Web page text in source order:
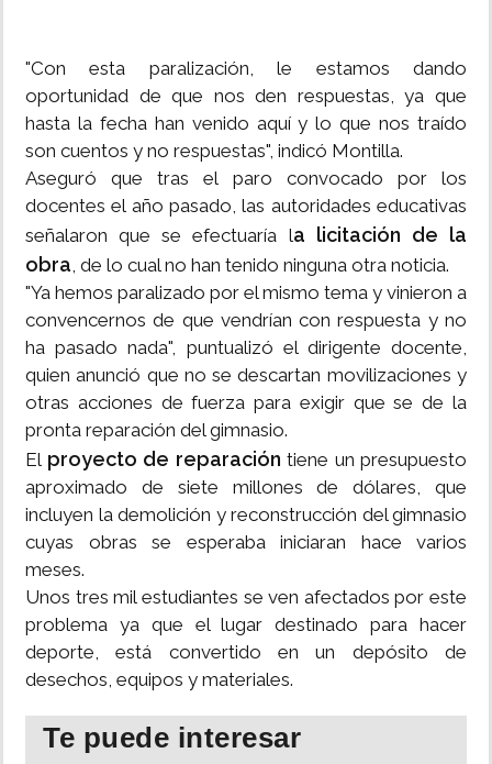
"Con esta paralización, le estamos dando
oportunidad de que nos den respuestas, ya que
hasta la fecha han venido aquí y lo que nos traído
son cuentos y no respuestas", indicó Montilla.
Aseguró que tras el paro convocado por los
docentes el año pasado, las autoridades educativas
señalaron que se efectuaría la licitación de la
obra, de lo cual no han tenido ninguna otra noticia.
"Ya hemos paralizado por el mismo tema y vinieron a
convencernos de que vendrían con respuesta y no
ha pasado nada", puntualizó el dirigente docente,
quien anunció que no se descartan movilizaciones y
otras acciones de fuerza para exigir que se de la
pronta reparación del gimnasio.
El proyecto de reparación tiene un presupuesto
aproximado de siete millones de dólares, que
incluyen la demolición y reconstrucción del gimnasio
cuyas obras se esperaba iniciaran hace varios
meses.
Unos tres mil estudiantes se ven afectados por este
problema ya que el lugar destinado para hacer
deporte, está convertido en un depósito de
desechos, equipos y materiales.
Te puede interesar